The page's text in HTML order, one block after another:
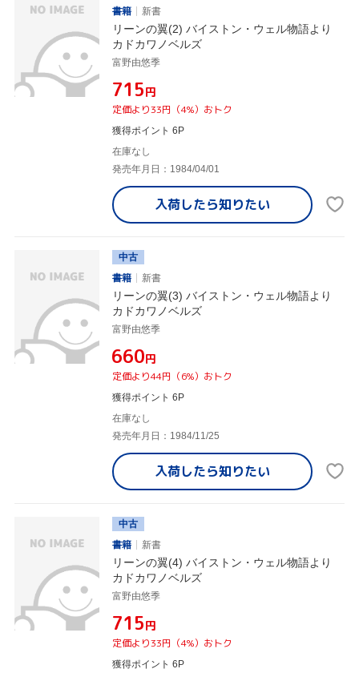
書籍
新書
リーンの翼(2) バイストン・ウェル物語より
カドカワノベルズ
富野由悠季
¥715円
定価より33円（4%）おトク
獲得ポイント 6P
在庫なし
発売年月日：1984/04/01
入荷したら知りたい
中古
書籍
新書
リーンの翼(3) バイストン・ウェル物語より
カドカワノベルズ
富野由悠季
¥660円
定価より44円（6%）おトク
獲得ポイント 6P
在庫なし
発売年月日：1984/11/25
入荷したら知りたい
中古
書籍
新書
リーンの翼(4) バイストン・ウェル物語より
カドカワノベルズ
富野由悠季
¥715円
定価より33円（4%）おトク
獲得ポイント 6P